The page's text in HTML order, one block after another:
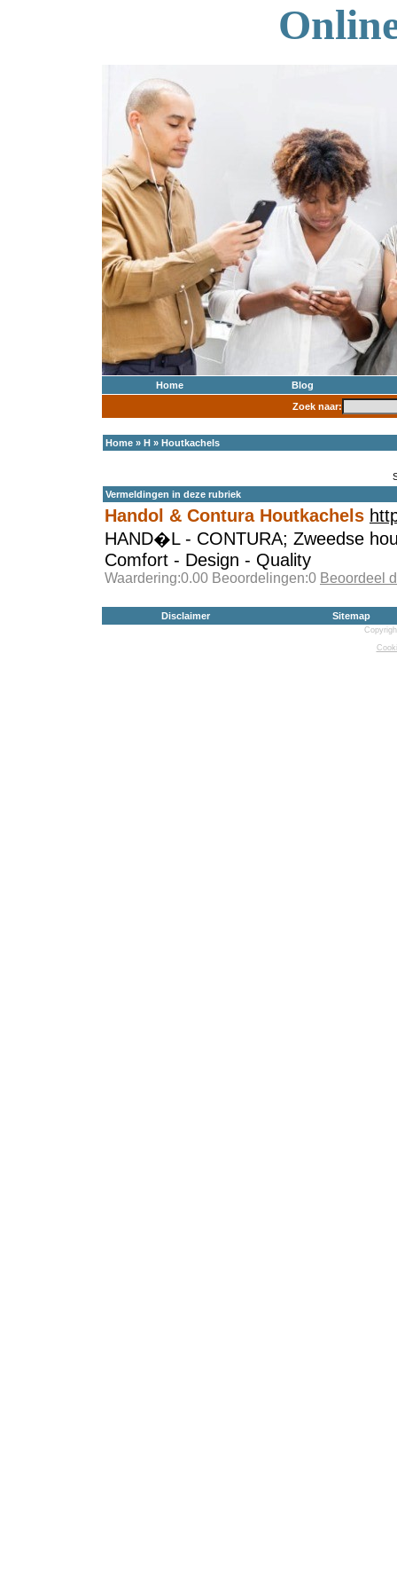
Home
Blog
Zoek naar:
Home » H » Houtkachels
Vermeldingen in deze rubriek
Handol & Contura Houtkachels
HAND�L - CONTURA; Zweedse
Comfort - Design - Quality
Waardering:0.00 Beoordelingen:0 Beoordeel
Disclaimer Sitemap